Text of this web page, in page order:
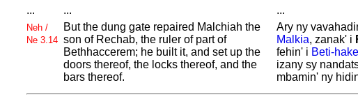
...
... ...
Neh /
Ne 3.14
But the dung gate repaired Malchiah the
son of Rechab, the ruler of part of
Bethhaccerem; he built it, and set up the
doors thereof, the locks thereof, and the
bars thereof.
Ary ny
Malkia, zanak' i
fehin' i Beti-
izany sy
mbamin' ny